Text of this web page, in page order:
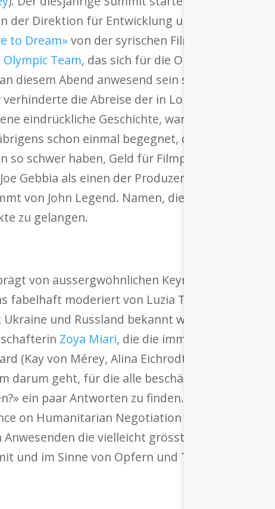
der Direktion für Entwicklung und
to Dream» von der syrischen Filmemacherin
Olympic Team, das sich für die Olympischen
diesem Abend anwesend sein sollen, aber die
die Abreise der in London lebenden
eindrückliche Geschichte, warum sie als
schon einmal begegnet, damals ging es
so schwer haben, Geld für Filmprojekte zu
Gebbia als einen der Produzenten gewinnen,
von John Legend. Namen, die es Waad
zu gelangen.
von aussergwöhnlichen Keynotes,
fabelhaft moderiert von Luzia Tschirky, die
und Russland bekannt war. Der Tag
Zoya Miari, die die immense
(Kay von Mérey, Alina Eichrodt und Savana
darum geht, für die alle beschäftigende Frage
ein paar Antworten zu finden. Nächste
on Humanitarian Negotiation (CCHN). Mit
die vielleicht grösste Schwierigkeit
und im Sinne von Opfern und Tätern